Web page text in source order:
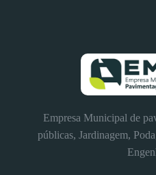
Empresa Municipal de
públicas, Jardinagem,